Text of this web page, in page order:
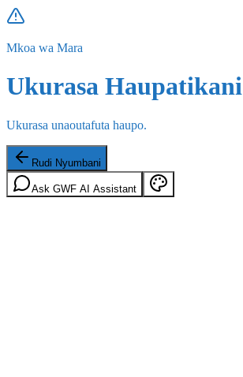
Mkoa wa Mara
Ukurasa Haupatikani
Ukurasa unaoutafuta haupo.
Rudi Nyumbani
Ask GWF AI Assistant